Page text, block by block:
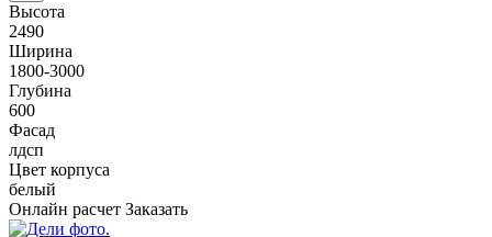
Высота
2490
Ширина
1800-3000
Глубина
600
Фасад
лдсп
Цвет корпуса
белый
Онлайн расчет Заказать